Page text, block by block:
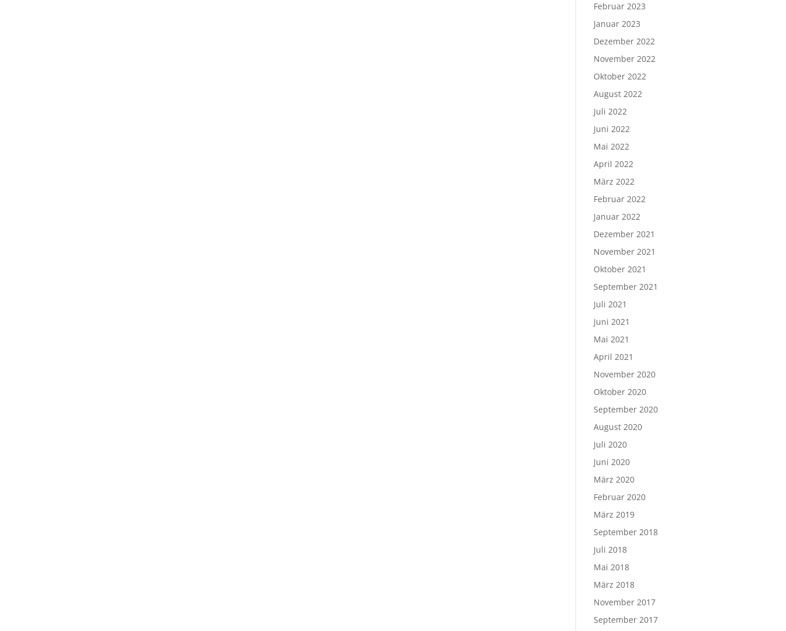
Februar 2023
Januar 2023
Dezember 2022
November 2022
Oktober 2022
August 2022
Juli 2022
Juni 2022
Mai 2022
April 2022
März 2022
Februar 2022
Januar 2022
Dezember 2021
November 2021
Oktober 2021
September 2021
Juli 2021
Juni 2021
Mai 2021
April 2021
November 2020
Oktober 2020
September 2020
August 2020
Juli 2020
Juni 2020
März 2020
Februar 2020
März 2019
September 2018
Juli 2018
Mai 2018
März 2018
November 2017
September 2017